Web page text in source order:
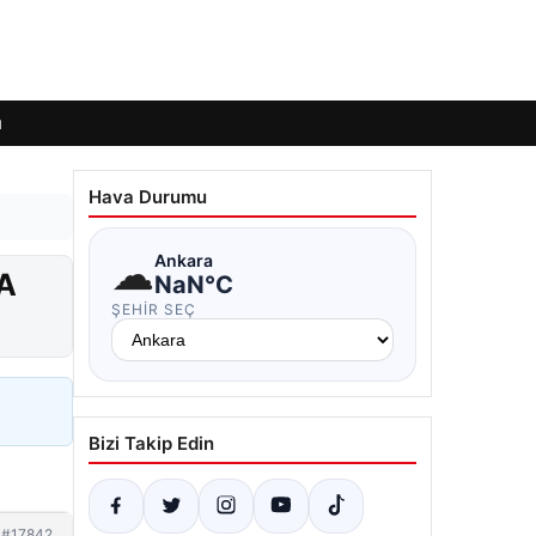
Hava Durumu
☁Ankara
NaN°C
ŞEHIR SEÇ
Bizi Takip Edin